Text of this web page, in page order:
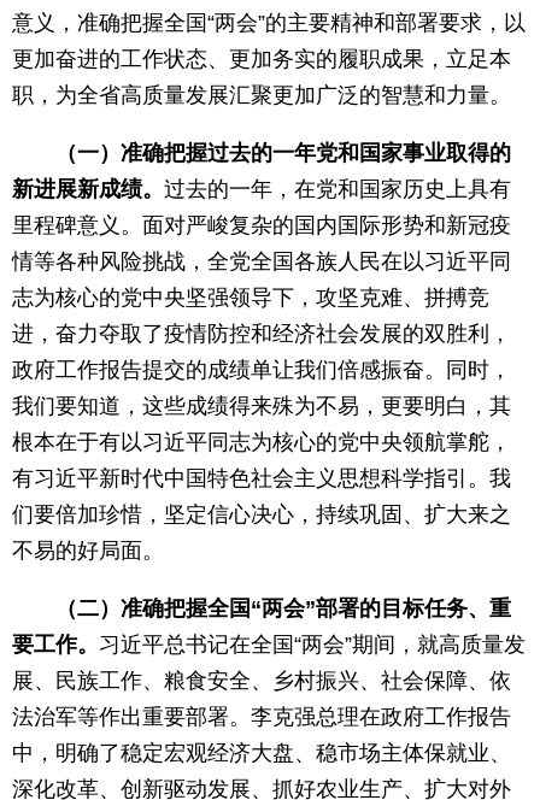
意义，准确把握全国“两会”的主要精神和部署要求，以
更加奋进的工作状态、更加务实的履职成果，立足本
职，为全省高质量发展汇聚更加广泛的智慧和力量。
（一）准确把握过去的一年党和国家事业取得的
新进展新成绩。 过去的一年，在党和国家历史上具有
里程碑意义。面对严峻复杂的国内国际形势和新冠疫
情等各种风险挑战，全党全国各族人民在以习近平同
志为核心的党中央坚强领导下，攻坚克难、拼搏竞
进，奋力夺取了疫情防控和经济社会发展的双胜利，
政府工作报告提交的成绩单让我们倍感振奋。同时，
我们要知道，这些成绩得来殊为不易，更要明白，其
根本在于有以习近平同志为核心的党中央领航掌舵，
有习近平新时代中国特色社会主义思想科学指引。我
们要倍加珍惜，坚定信心决心，持续巩固、扩大来之
不易的好局面。
（二）准确把握全国“两会”部署的目标任务、重
要工作。 习近平总书记在全国“两会”期间，就高质量发
展、民族工作、粮食安全、乡村振兴、社会保障、依
法治军等作出重要部署。李克强总理在政府工作报告
中，明确了稳定宏观经济大盘、稳市场主体保就业、
深化改革、创新驱动发展、抓好农业生产、扩大对外